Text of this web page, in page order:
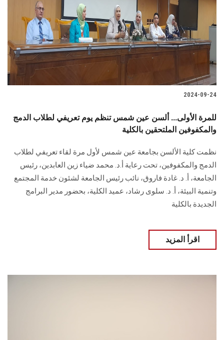
2024-09-24
للمرة الأولى... ألسن عين شمس تنظم يوم تعريفي لطلاب الدمج
والمكفوفين الملتحقين بالكلية
نظمت كلية الألسن بجامعة عين شمس لأول مرة لقاء تعريفي لطلاب
الدمج والمكفوفين، تحت ‏رعاية أ.د. محمد ضياء زين العابدين، رئيس
الجامعة، أ. د. غادة فاروق، نائب رئيس الجامعة ‏لشئون خدمة المجتمع
وتنمية البيئة، أ. د. سلوى رشاد، عميد الكلية، بحضور ‏مدير البرامج
الجديدة بالكلية
اقرأ المزيد